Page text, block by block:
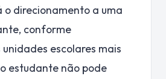
o direcionamento a uma
conforme
escolares mais
estudante não pode